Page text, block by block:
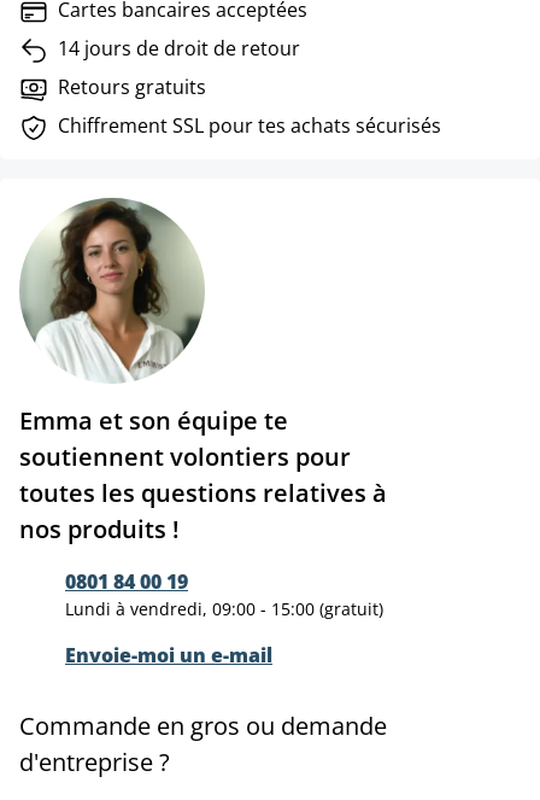
Cartes bancaires acceptées
14 jours de droit de retour
Retours gratuits
Chiffrement SSL pour tes achats sécurisés
Emma et son équipe te
soutiennent volontiers pour
toutes les questions relatives à
nos produits !
0801 84 00 19
Lundi à vendredi, 09:00 - 15:00 (gratuit)
Envoie-moi un e-mail
Commande en gros ou demande
d'entreprise ?